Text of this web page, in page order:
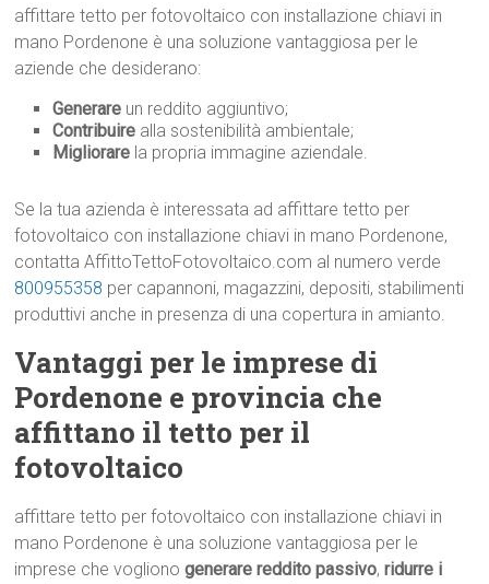
affittare tetto per fotovoltaico con installazione chiavi in
mano Pordenone è una soluzione vantaggiosa per le
aziende che desiderano:
Generare un reddito aggiuntivo;
Contribuire alla sostenibilità ambientale;
Migliorare la propria immagine aziendale.
Se la tua azienda è interessata ad affittare tetto per
fotovoltaico con installazione chiavi in mano Pordenone,
contatta AffittoTettoFotovoltaico.com al numero verde
800955358 per capannoni, magazzini, depositi, stabilimenti
produttivi anche in presenza di una copertura in amianto.
Vantaggi per le imprese di
Pordenone e provincia che
affittano il tetto per il
fotovoltaico
affittare tetto per fotovoltaico con installazione chiavi in
mano Pordenone è una soluzione vantaggiosa per le
imprese che voglionogenerare reddito passivo,ridurre i